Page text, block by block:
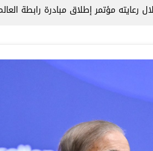
مؤتمر إطلاق مبادرة ⁧‫رابطة